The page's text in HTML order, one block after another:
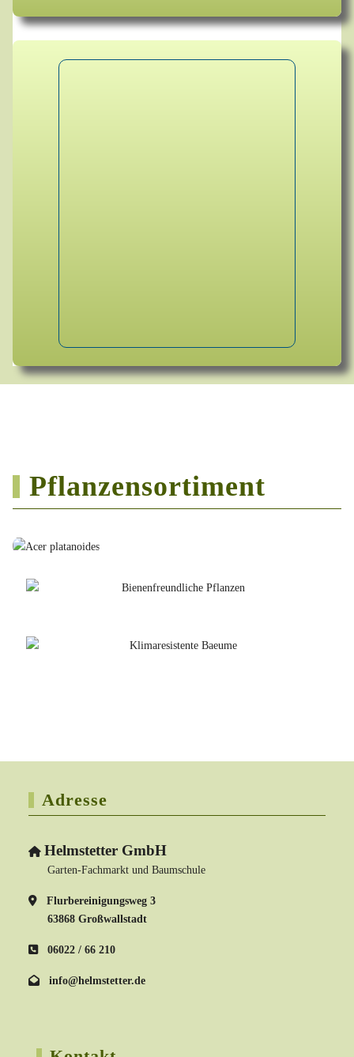
Pflanzensortiment
Adresse
Helmstetter GmbH
Garten-Fachmarkt und Baumschule
Flurbereinigungsweg 3
63868 Großwallstadt
06022 / 66 210
info@helmstetter.de